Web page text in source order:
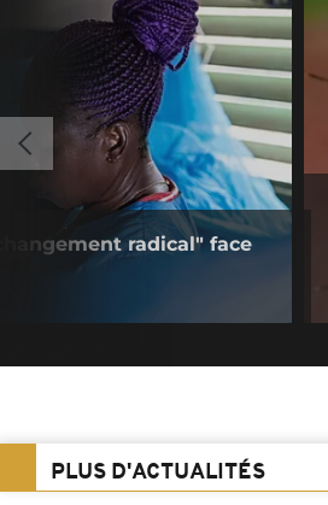
radical" face
PLUS D'ACTUALITÉS